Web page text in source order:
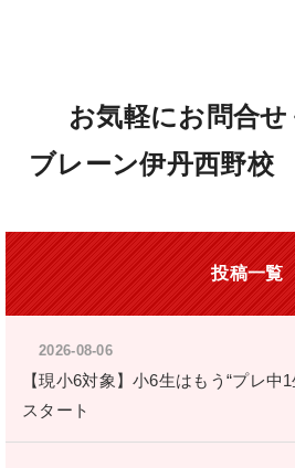
お気軽にお問合せ
ブレーン伊丹西野校
投稿一覧
2026-08-06
【現小6対象】小6生はもう“プレ中
スタート